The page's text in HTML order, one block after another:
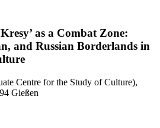
as a Combat Zone:
and Russian Borderlands in
Centre for the Study of Culture),
Gießen